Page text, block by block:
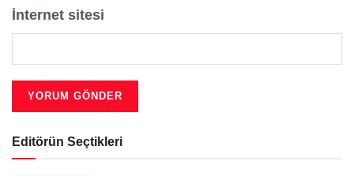
İnternet sitesi
Editörün Seçtikleri